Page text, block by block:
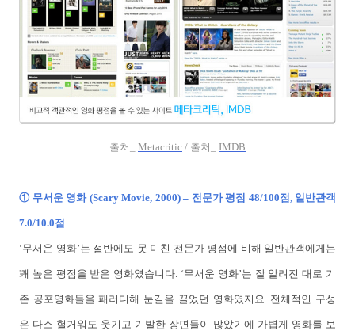
출처_ Metacritic / 출처_ IMDB
① 무서운 영화 (Scary Movie, 2000) – 전문가 평점 48/100점, 일반관객
7.0/10.0점
‘무서운 영화’는 절반에도 못 미친 전문가 평점에 비해 일반관객에게는
꽤 높은 평점을 받은 영화였습니다. ‘무서운 영화’는 잘 알려진 대로 기
존 공포영화들을 패러디해 눈길을 끌었던 영화였지요. 전체적인 구성
은 다소 헐거워도 웃기고 기발한 장면들이 많았기에 가볍게 영화를 보